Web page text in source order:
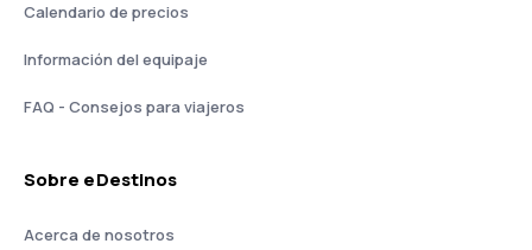
Calendario de precios
Información del equipaje
FAQ - Consejos para viajeros
Sobre eDestinos
Acerca de nosotros